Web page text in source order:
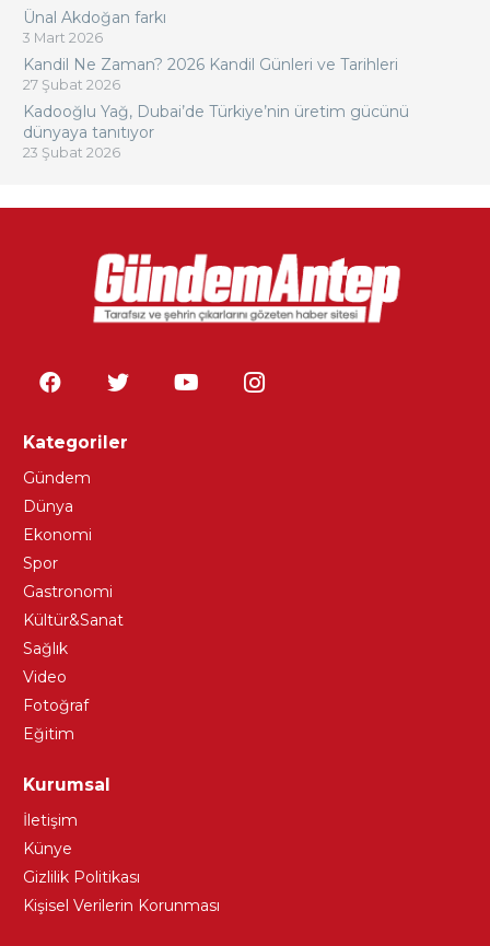
Ünal Akdoğan farkı
3 Mart 2026
Kandil Ne Zaman? 2026 Kandil Günleri ve Tarihleri
27 Şubat 2026
Kadooğlu Yağ, Dubai’de Türkiye’nin üretim gücünü
dünyaya tanıtıyor
23 Şubat 2026
Kategoriler
Gündem
Dünya
Ekonomi
Spor
Gastronomi
Kültür&Sanat
Sağlık
Video
Fotoğraf
Eğitim
Kurumsal
İletişim
Künye
Gizlilik Politikası
Kişisel Verilerin Korunması